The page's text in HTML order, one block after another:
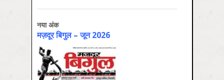
नया अंक
मज़दूर बिगुल – जून 2026